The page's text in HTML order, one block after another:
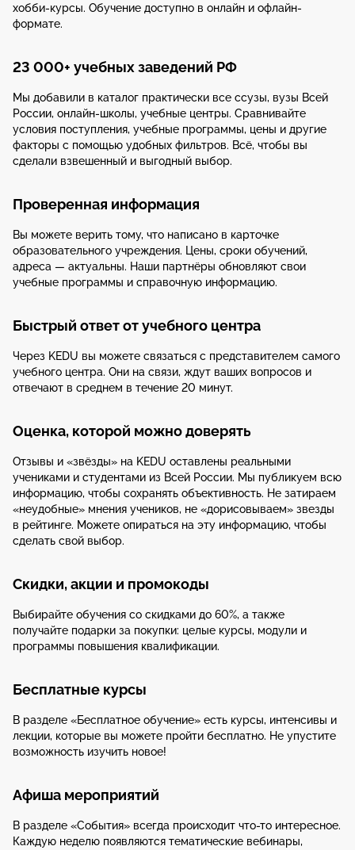
хобби-курсы. Обучение доступно в онлайн и офлайн-
формате.
23 000+ учебных заведений РФ
Мы добавили в каталог практически все ссузы, вузы Всей
России, онлайн-школы, учебные центры. Сравнивайте
условия поступления, учебные программы, цены и другие
факторы с помощью удобных фильтров. Всё, чтобы вы
сделали взвешенный и выгодный выбор.
Проверенная информация
Вы можете верить тому, что написано в карточке
образовательного учреждения. Цены, сроки обучений,
адреса — актуальны. Наши партнёры обновляют свои
учебные программы и справочную информацию.
Быстрый ответ от учебного центра
Через KEDU вы можете связаться с представителем самого
учебного центра. Они на связи, ждут ваших вопросов и
отвечают в среднем в течение 20 минут.
Оценка, которой можно доверять
Отзывы и «звёзды» на KEDU оставлены реальными
учениками и студентами из Всей России. Мы публикуем всю
информацию, чтобы сохранять объективность. Не затираем
«неудобные» мнения учеников, не «дорисовываем» звезды
в рейтинге. Можете опираться на эту информацию, чтобы
сделать свой выбор.
Скидки, акции и промокоды
Выбирайте обучения со скидками до 60%, а также
получайте подарки за покупки: целые курсы, модули и
программы повышения квалификации.
Бесплатные курсы
В разделе «Бесплатное обучение» есть курсы, интенсивы и
лекции, которые вы можете пройти бесплатно. Не упустите
возможность изучить новое!
Афиша мероприятий
В разделе «События» всегда происходит что-то интересное.
Каждую неделю появляются тематические вебинары,